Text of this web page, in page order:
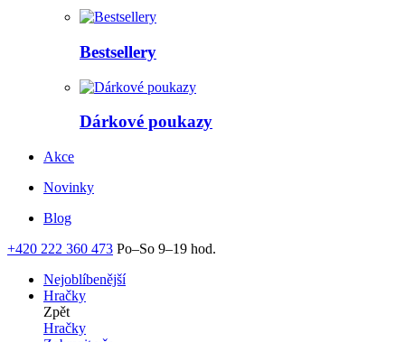
Bestsellery
Dárkové poukazy
Akce
Novinky
Blog
+420 222 360 473 Po–So 9–19 hod.
Nejoblíbenější
Hračky
Zpět
Hračky